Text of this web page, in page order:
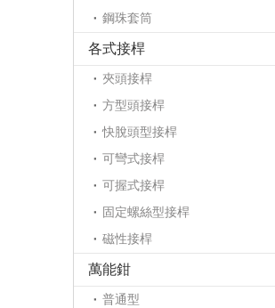
鋼珠套筒
各式接桿
夾頭接桿
方型頭接桿
快脫頭型接桿
可彎式接桿
可握式接桿
固定螺絲型接桿
磁性接桿
萬能鉗
普通型